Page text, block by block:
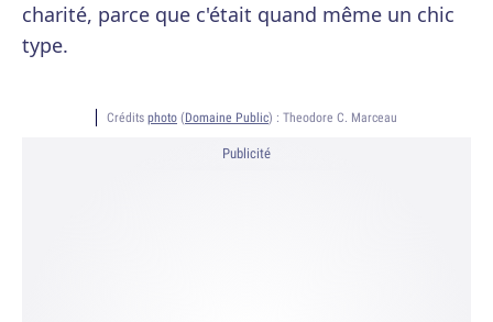
charité, parce que c'était quand même un chic
type.
Crédits photo (Domaine Public) : Theodore C. Marceau
Publicité